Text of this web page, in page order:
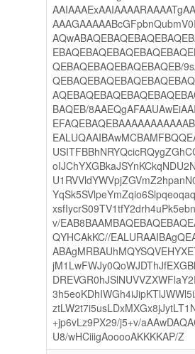
QEBAQEBAQEBAQEBAQEB/
BAQEB/
v/
QYHCAkKC//
+jp6vLz9PX29/j5+v/
U8/wHCiiigAooooAKKKKAP/Z